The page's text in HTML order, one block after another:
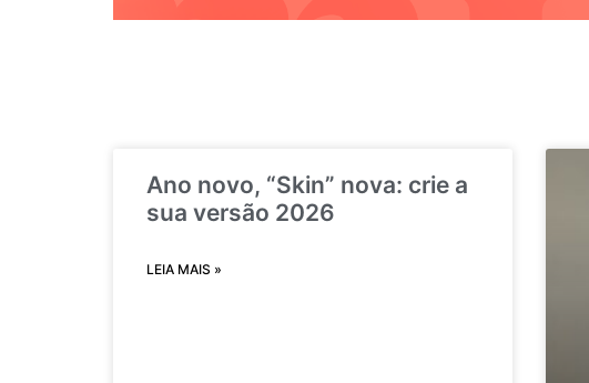
Ano novo, “Skin” nova: crie a
sua versão 2026
LEIA MAIS »